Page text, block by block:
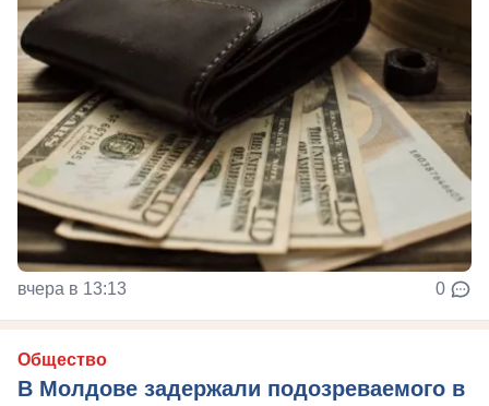
вчера в 13:13 0
Общество
В Молдове задержали подозреваемого в